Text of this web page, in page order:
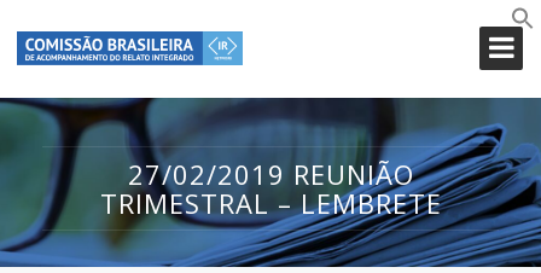
27/02/2019 REUNIÃO
TRIMESTRAL – LEMBRETE